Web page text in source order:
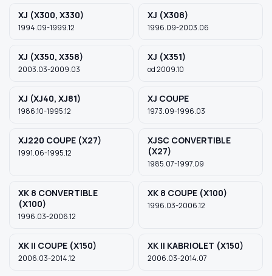
XJ (X300, X330)
1994.09-1999.12
XJ (X308)
1996.09-2003.06
XJ (X350, X358)
2003.03-2009.03
XJ (X351)
od 2009.10
XJ (XJ40, XJ81)
1986.10-1995.12
XJ COUPE
1973.09-1996.03
XJ220 COUPE (X27)
1991.06-1995.12
XJSC CONVERTIBLE
(X27)
1985.07-1997.09
XK 8 CONVERTIBLE
(X100)
1996.03-2006.12
XK 8 COUPE (X100)
1996.03-2006.12
XK II COUPE (X150)
2006.03-2014.12
XK II KABRIOLET (X150)
2006.03-2014.07